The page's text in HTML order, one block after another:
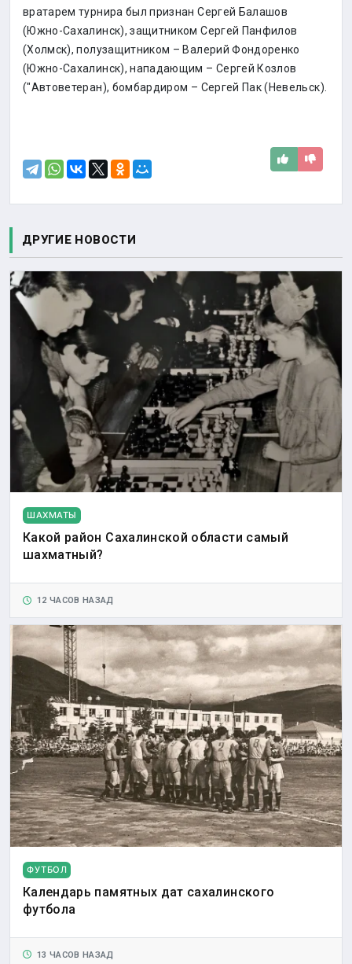
вратарем турнира был признан Сергей Балашов
(Южно-Сахалинск), защитником Сергей Панфилов
(Холмск), полузащитником – Валерий Фондоренко
(Южно-Сахалинск), нападающим – Сергей Козлов
("Автоветеран), бомбардиром – Сергей Пак (Невельск).
ДРУГИЕ НОВОСТИ
ШАХМАТЫ
Какой район Сахалинской области самый
шахматный?
12 ЧАСОВ НАЗАД
ФУТБОЛ
Календарь памятных дат сахалинского
футбола
13 ЧАСОВ НАЗАД